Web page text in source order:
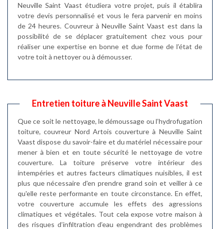
Neuville Saint Vaast étudiera votre projet, puis il établira
votre devis personnalisé et vous le fera parvenir en moins
de 24 heures. Couvreur à Neuville Saint Vaast est dans la
possibilité de se déplacer gratuitement chez vous pour
réaliser une expertise en bonne et due forme de l’état de
votre toit à nettoyer ou à démousser.
Entretien toiture à Neuville Saint Vaast
Que ce soit le nettoyage, le démoussage ou l’hydrofugation
toiture, couvreur Nord Artois couverture à Neuville Saint
Vaast dispose du savoir-faire et du matériel nécessaire pour
mener à bien et en toute sécurité le nettoyage de votre
couverture. La toiture préserve votre intérieur des
intempéries et autres facteurs climatiques nuisibles, il est
plus que nécessaire d'en prendre grand soin et veiller à ce
qu'elle reste performante en toute circonstance. En effet,
votre couverture accumule les effets des agressions
climatiques et végétales. Tout cela expose votre maison à
des risques d’infiltration d’eau engendrant des problèmes